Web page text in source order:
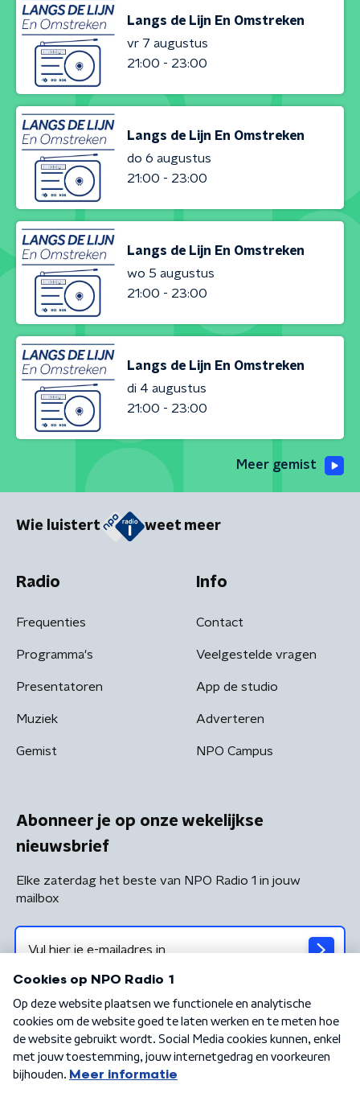
Langs de Lijn En Omstreken
vr 7 augustus
21:00 - 23:00
Langs de Lijn En Omstreken
do 6 augustus
21:00 - 23:00
Langs de Lijn En Omstreken
wo 5 augustus
21:00 - 23:00
Langs de Lijn En Omstreken
di 4 augustus
21:00 - 23:00
Meer gemist
Wie luistert weet meer
Radio
Frequenties
Programma's
Presentatoren
Muziek
Gemist
Info
Contact
Veelgestelde vragen
App de studio
Adverteren
NPO Campus
Abonneer je op onze wekelijkse
nieuwsbrief
Elke zaterdag het beste van NPO Radio 1 in jouw
mailbox
Algemene voorwaarden